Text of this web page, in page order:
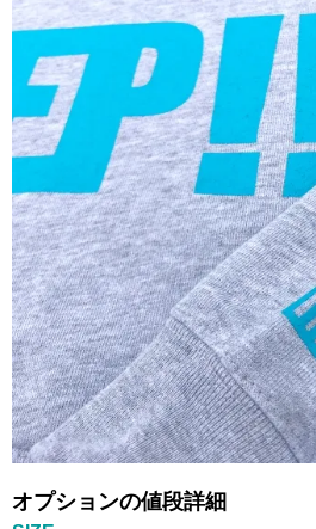
オプションの値段詳細